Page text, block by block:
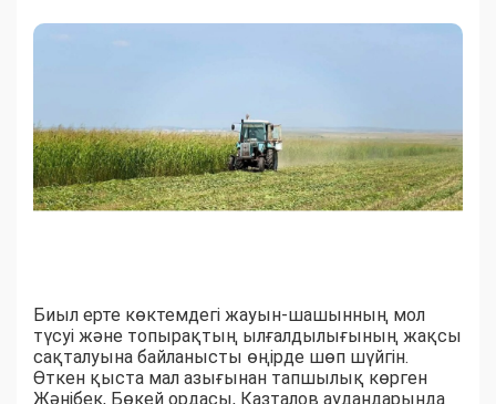
Биыл ерте көктемдегі жауын-шашынның мол
түсуі және топырақтың ылғалдылығының жақсы
сақталуына байланысты өңірде шөп шүйгін.
Өткен қыста мал азығынан тапшылық көрген
Жәнібек, Бөкей ордасы, Казталов аудандарында